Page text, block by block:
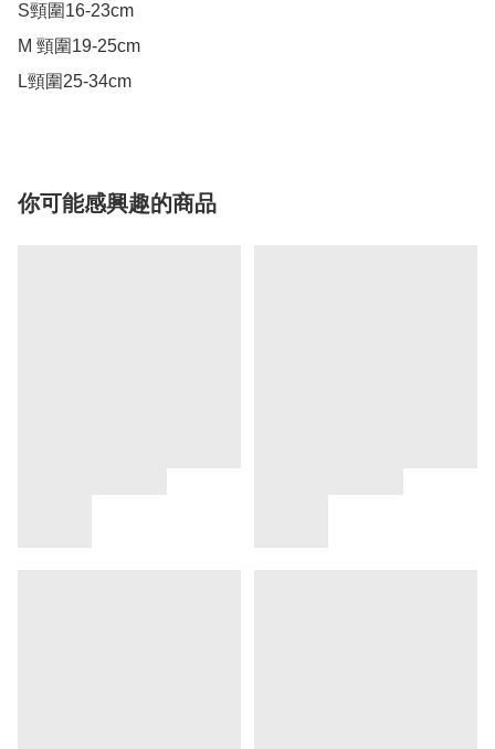
S頸圍16-23cm
M 頸圍19-25cm
L頸圍25-34cm
你可能感興趣的商品